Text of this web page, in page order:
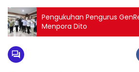
Pengukuhan Pengurus
Menpora Dito